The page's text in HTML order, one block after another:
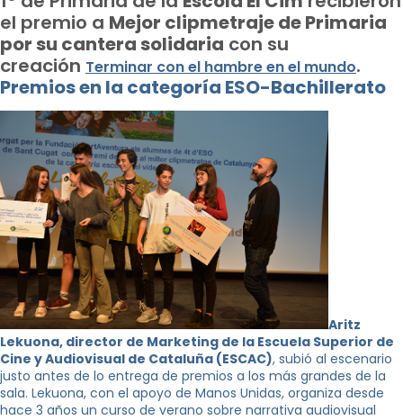
el premio a Mejor clipmetraje de Primaria
por su cantera solidaria con su
creación Terminar con el hambre en el mundo.
Premios en la categoría ESO-Bachillerato
Aritz
Lekuona, director de Marketing de la Escuela Superior de
Cine y Audiovisual de Cataluña (ESCAC), subió al escenario
justo antes de lo entrega de premios a los más grandes de la
sala. Lekuona, con el apoyo de Manos Unidas, organiza desde
hace 3 años un curso de verano sobre narrativa audiovisual